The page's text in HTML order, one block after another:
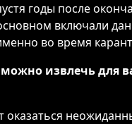
годы после
включали
во время
извлечь для
оказаться